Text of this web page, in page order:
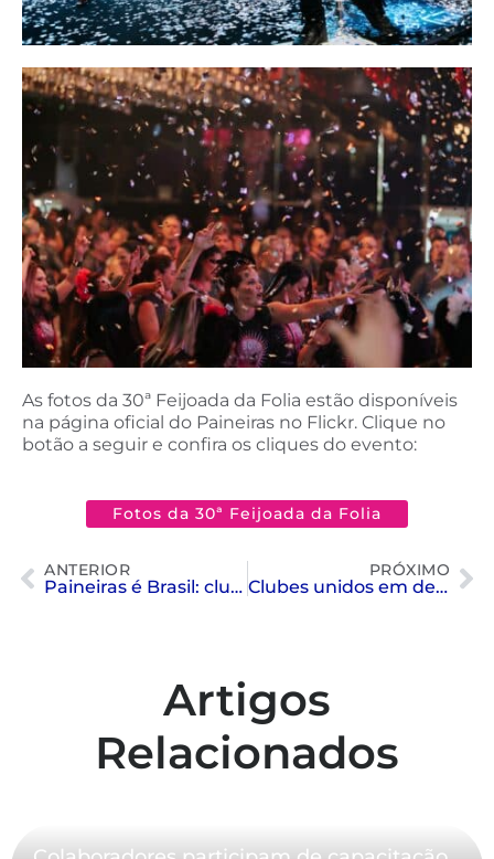
As fotos da 30ª Feijoada da Folia estão disponíveis
na página oficial do Paineiras no Flickr. Clique no
botão a seguir e confira os cliques do evento:
Fotos da 30ª Feijoada da Folia
ANTERIOR
Paineiras é Brasil: clube representa o país na Copa do Mundo de Nado Artístico
PRÓXIMO
Clubes unidos em defesa do futuro do esporte nacional
Artigos
Relacionados